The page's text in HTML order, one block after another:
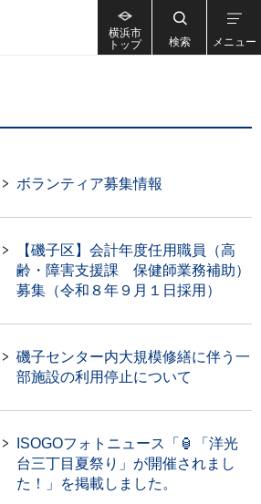
横浜市
トップ
検索 メニュー
ボランティア募集情報
【磯子区】会計年度任用職員（高
齢・障害支援課 保健師業務補助）
募集（令和８年９月１日採用）
磯子センター内大規模修繕に伴う一
部施設の利用停止について
ISOGOフォトニュース「🏮「洋光
台三丁目夏祭り」が開催されまし
た！」を掲載しました。